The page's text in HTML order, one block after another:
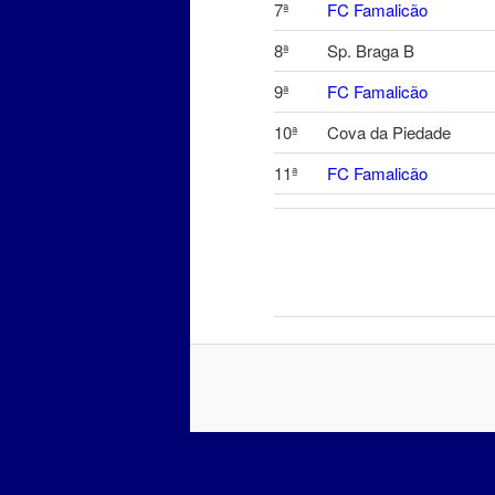
7ª
FC Famalicão
8ª
Sp. Braga B
9ª
FC Famalicão
10ª
Cova da Piedade
11ª
FC Famalicão